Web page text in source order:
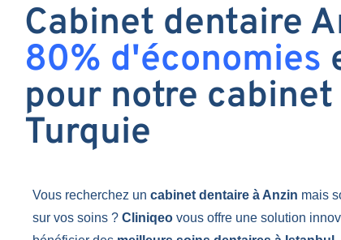
Cabinet dentaire
80% d'économies
pour notre
Turquie
Vous recherchez un cabinet dentaire à Anzin mais
sur vos soins ? Cliniqeo vous offre une solution